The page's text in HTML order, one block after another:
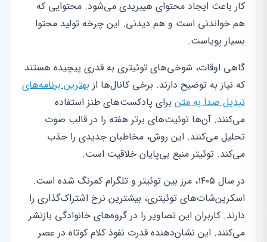
کار باعث ایجاد محتوای هیبریدی می‌شود. محتوایی که
هم خواندنی است و هم دیدنی. این چرخه تولید محتوا
بسیار پویاست.
گاهی اوقات، شوخی‌های توئیتری به قدری پیچیده هستند
که نیاز به توضیح دارند. برخی کانال‌ها از بهترین برنامه‌های
تبدیل صدا به متن برای پادکست‌های طنز استفاده
می‌کنند. آن‌ها توئیت‌های برتر هفته را در قالب صوت
تحلیل می‌کنند. این روش، مخاطبان جدیدی را جذب
می‌کند. توئیتر منبع بی‌پایان خلاقیت است.
در سال ۱۴۰۵، مرز بین توئیتر و تلگرام کمرنگ شده است.
اسکرین‌شات‌های توئیتری، بیشترین نرخ اشتراک‌گذاری را
دارند. کاربران این تصاویر را در گروه‌های خانوادگی بازنشر
می‌کنند. این نشان‌دهنده قدرت نفوذ کلام کوتاه در عصر